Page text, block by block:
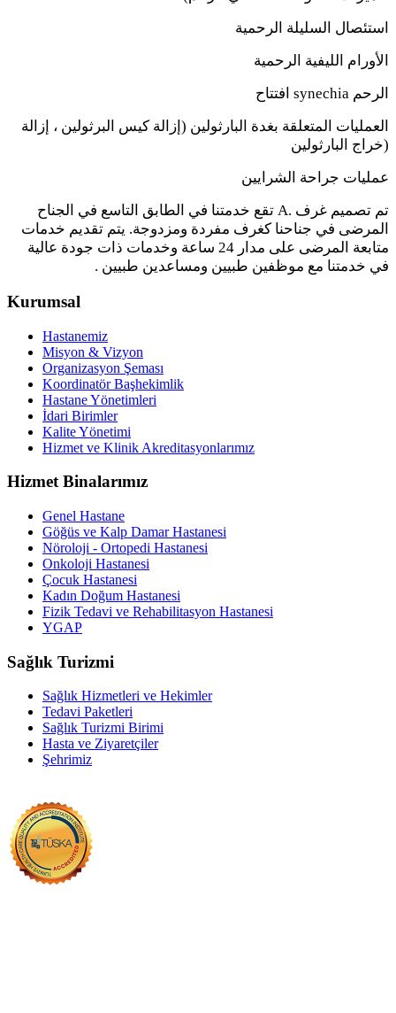
استئصال السليلة الرحمية
الأورام الليفية الرحمية
افتتاح synechia الرحم
العمليات المتعلقة بغدة البارثولين (إزالة كيس البرثولين ، إزالة
خراج البارثولين)
عمليات جراحة الشرايين
تقع خدمتنا في الطابق التاسع في الجناح A. تم تصميم غرف
المرضى في جناحنا كغرف مفردة ومزدوجة. يتم تقديم خدمات
متابعة المرضى على مدار 24 ساعة وخدمات ذات جودة عالية
في خدمتنا مع موظفين طبيين ومساعدين طبيين .
Kurumsal
Hastanemiz
Misyon & Vizyon
Organizasyon Şeması
Koordinatör Başhekimlik
Hastane Yönetimleri
İdari Birimler
Kalite Yönetimi
Hizmet ve Klinik Akreditasyonlarımız
Hizmet Binalarımız
Genel Hastane
Göğüs ve Kalp Damar Hastanesi
Nöroloji - Ortopedi Hastanesi
Onkoloji Hastanesi
Çocuk Hastanesi
Kadın Doğum Hastanesi
Fizik Tedavi ve Rehabilitasyon Hastanesi
YGAP
Sağlık Turizmi
Sağlık Hizmetleri ve Hekimler
Tedavi Paketleri
Sağlık Turizmi Birimi
Hasta ve Ziyaretçiler
Şehrimiz